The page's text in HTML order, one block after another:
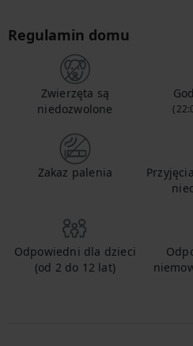
Regulamin domu
Zwierzęta są
niedozwolone
Zakaz palenia
Odpowiedni dla dzieci
(od 2 do 12 lat)